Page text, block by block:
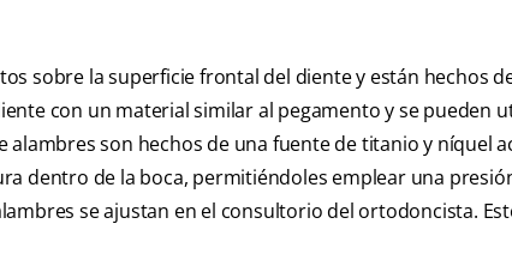
sobre la superficie frontal del diente y están hechos
con un material similar al pegamento y se pueden
alambres son hechos de una fuente de titanio y níquel
dentro de la boca, permitiéndoles emplear una
se ajustan en el consultorio del ortodoncista.